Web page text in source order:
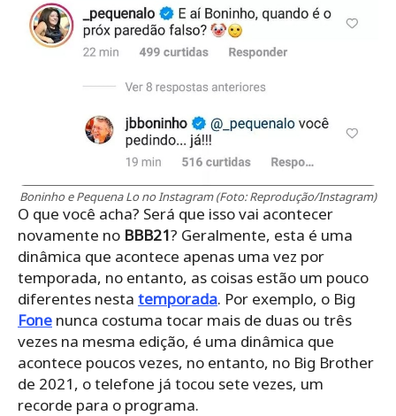
Boninho e Pequena Lo no Instagram (Foto: Reprodução/Instagram)
O que você acha? Será que isso vai acontecer
novamente no BBB21? Geralmente, esta é uma
dinâmica que acontece apenas uma vez por
temporada, no entanto, as coisas estão um pouco
diferentes nesta temporada. Por exemplo, o Big
Fone nunca costuma tocar mais de duas ou três
vezes na mesma edição, é uma dinâmica que
acontece poucos vezes, no entanto, no Big Brother
de 2021, o telefone já tocou sete vezes, um
recorde para o programa.